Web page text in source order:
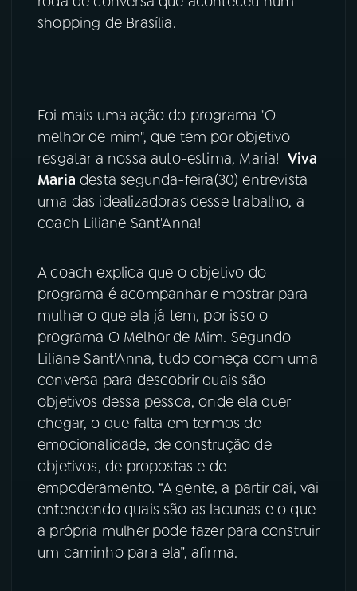
ÚLTIMAS
ACOMPANHE A RÁDIO NACIONAL
YouTube Facebook
shopping de Brasília.
Foi mais uma ação do programa "O
melhor de mim", que tem por objetivo
resgatar a nossa auto-estima, Maria! Viva
Maria desta segunda-feira(30) entrevista
uma das idealizadoras desse trabalho, a
coach Liliane Sant'Anna!
A coach explica que o objetivo do
programa é acompanhar e mostrar para
mulher o que ela já tem, por isso o
programa O Melhor de Mim. Segundo
Liliane Sant'Anna, tudo começa com uma
conversa para descobrir quais são
objetivos dessa pessoa, onde ela quer
chegar, o que falta em termos de
emocionalidade, de construção de
objetivos, de propostas e de
empoderamento. “A gente, a partir daí, vai
entendendo quais são as lacunas e o que
a própria mulher pode fazer para construir
um caminho para ela”, afirma.